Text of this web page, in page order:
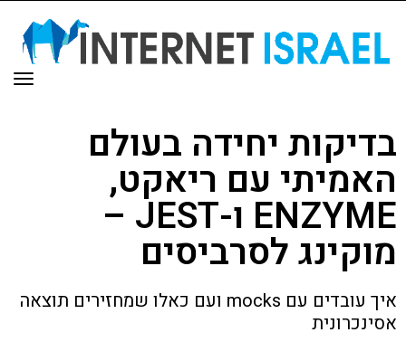
בדיקות יחידה בעולם
האמיתי עם ריאקט,
ENZYME ו-JEST –
מוקינג לסרביסים
איך עובדים עם mocks ועם כאלו שמחזירים תוצאה
אסינכרונית